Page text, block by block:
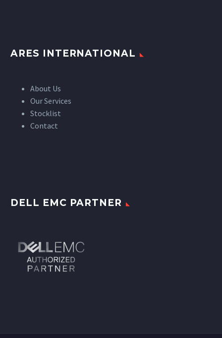
ARES INTERNATIONAL
About Us
Our Services
Stocklist
Contact
DELL EMC PARTNER